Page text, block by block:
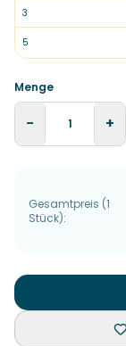
3
5
Menge
− +
Gesamtpreis (1
Stück):